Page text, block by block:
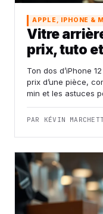
APPLE, IPHONE &
Vitre
prix, tuto
Ton dos d’iPhone
prix d’une pièce,
min et les astuces
PAR KÉVIN